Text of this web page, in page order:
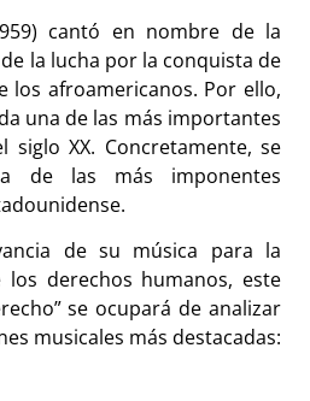
cantó en nombre de la
la lucha por la conquista de
los afroamericanos. Por ello,
una de las más importantes
siglo XX. Concretamente, se
de las más imponentes
de su música para la
derechos humanos, este
se ocupará de analizar
musicales más destacadas: